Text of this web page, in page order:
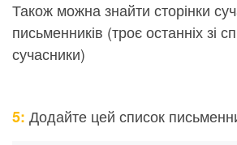
Також можна знайти сторінки
письменників (троє останніх зі
сучасники)
5: Додайте цей список